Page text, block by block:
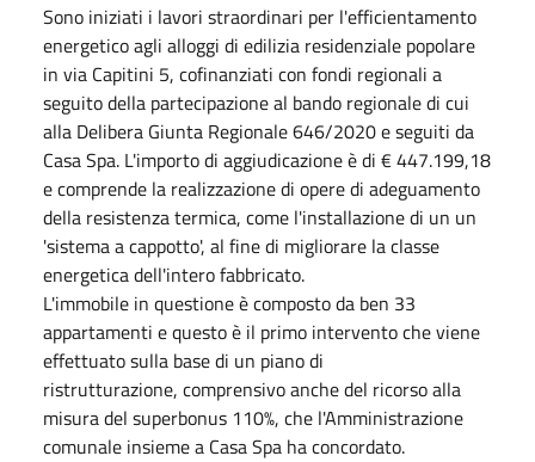
Sono iniziati i lavori straordinari per l'efficientamento
energetico agli alloggi di edilizia residenziale popolare
in via Capitini 5, cofinanziati con fondi regionali a
seguito della partecipazione al bando regionale di cui
alla Delibera Giunta Regionale 646/2020 e seguiti da
Casa Spa. L'importo di aggiudicazione è di € 447.199,18
e comprende la realizzazione di opere di adeguamento
della resistenza termica, come l'installazione di un un
'sistema a cappotto', al fine di migliorare la classe
energetica dell'intero fabbricato.
L'immobile in questione è composto da ben 33
appartamenti e questo è il primo intervento che viene
effettuato sulla base di un piano di
ristrutturazione, comprensivo anche del ricorso alla
misura del superbonus 110%, che l'Amministrazione
comunale insieme a Casa Spa ha concordato.